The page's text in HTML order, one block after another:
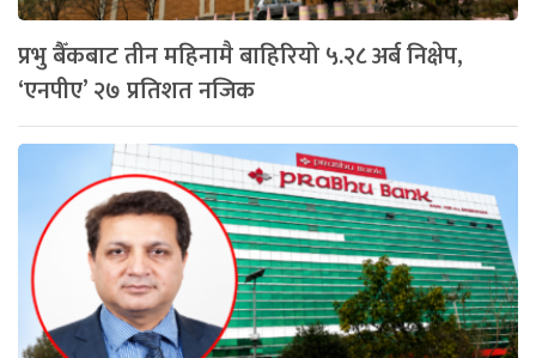
प्रभु बैँकबाट तीन महिनामै बाहिरियो ५.२८ अर्ब निक्षेप,
‘एनपीए’ २७ प्रतिशत नजिक